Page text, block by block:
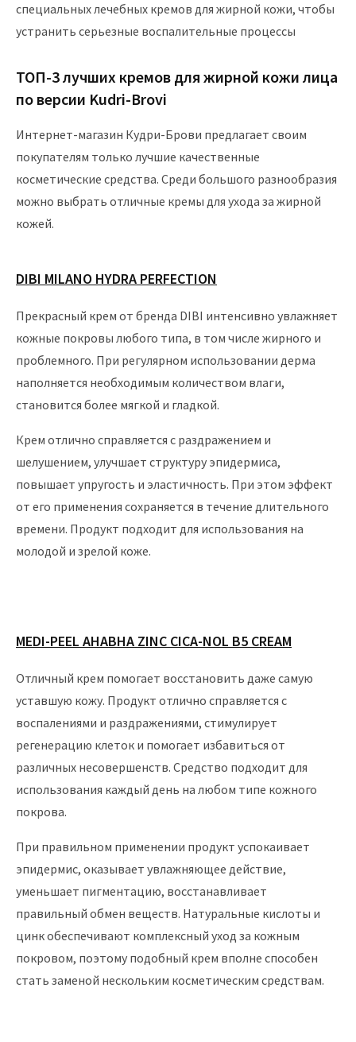
специальных лечебных кремов для жирной кожи, чтобы
устранить серьезные воспалительные процессы
ТОП-3 лучших кремов для жирной кожи лица
по версии Kudri-Brovi
Интернет-магазин Кудри-Брови предлагает своим
покупателям только лучшие качественные
косметические средства. Среди большого разнообразия
можно выбрать отличные кремы для ухода за жирной
кожей.
DIBI MILANO HYDRA PERFECTION
Прекрасный крем от бренда DIBI интенсивно увлажняет
кожные покровы любого типа, в том числе жирного и
проблемного. При регулярном использовании дерма
наполняется необходимым количеством влаги,
становится более мягкой и гладкой.
Крем отлично справляется с раздражением и
шелушением, улучшает структуру эпидермиса,
повышает упругость и эластичность. При этом эффект
от его применения сохраняется в течение длительного
времени. Продукт подходит для использования на
молодой и зрелой коже.
MEDI-PEEL AHABHA ZINC CICA-NOL B5 CREAM
Отличный крем помогает восстановить даже самую
уставшую кожу. Продукт отлично справляется с
воспалениями и раздражениями, стимулирует
регенерацию клеток и помогает избавиться от
различных несовершенств. Средство подходит для
использования каждый день на любом типе кожного
покрова.
При правильном применении продукт успокаивает
эпидермис, оказывает увлажняющее действие,
уменьшает пигментацию, восстанавливает
правильный обмен веществ. Натуральные кислоты и
цинк обеспечивают комплексный уход за кожным
покровом, поэтому подобный крем вполне способен
стать заменой нескольким косметическим средствам.